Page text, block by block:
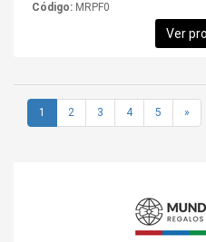
Código: MRPF0
Ver
1 2 3 4 5 »